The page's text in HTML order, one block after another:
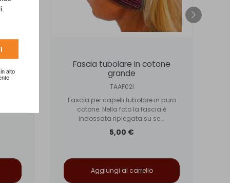
alto
la
Fascia tubolare in cotone
grande
TAAF02I
Fascia per capelli tubolare in puro
cotone. Nella foto la fascia è
indossata ripiegata su se...
5,00 €
Aggiungi al carrello